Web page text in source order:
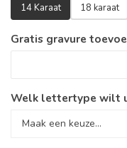
14 Karaat 18 karaat
Gratis gravure
Welk lettertype wilt